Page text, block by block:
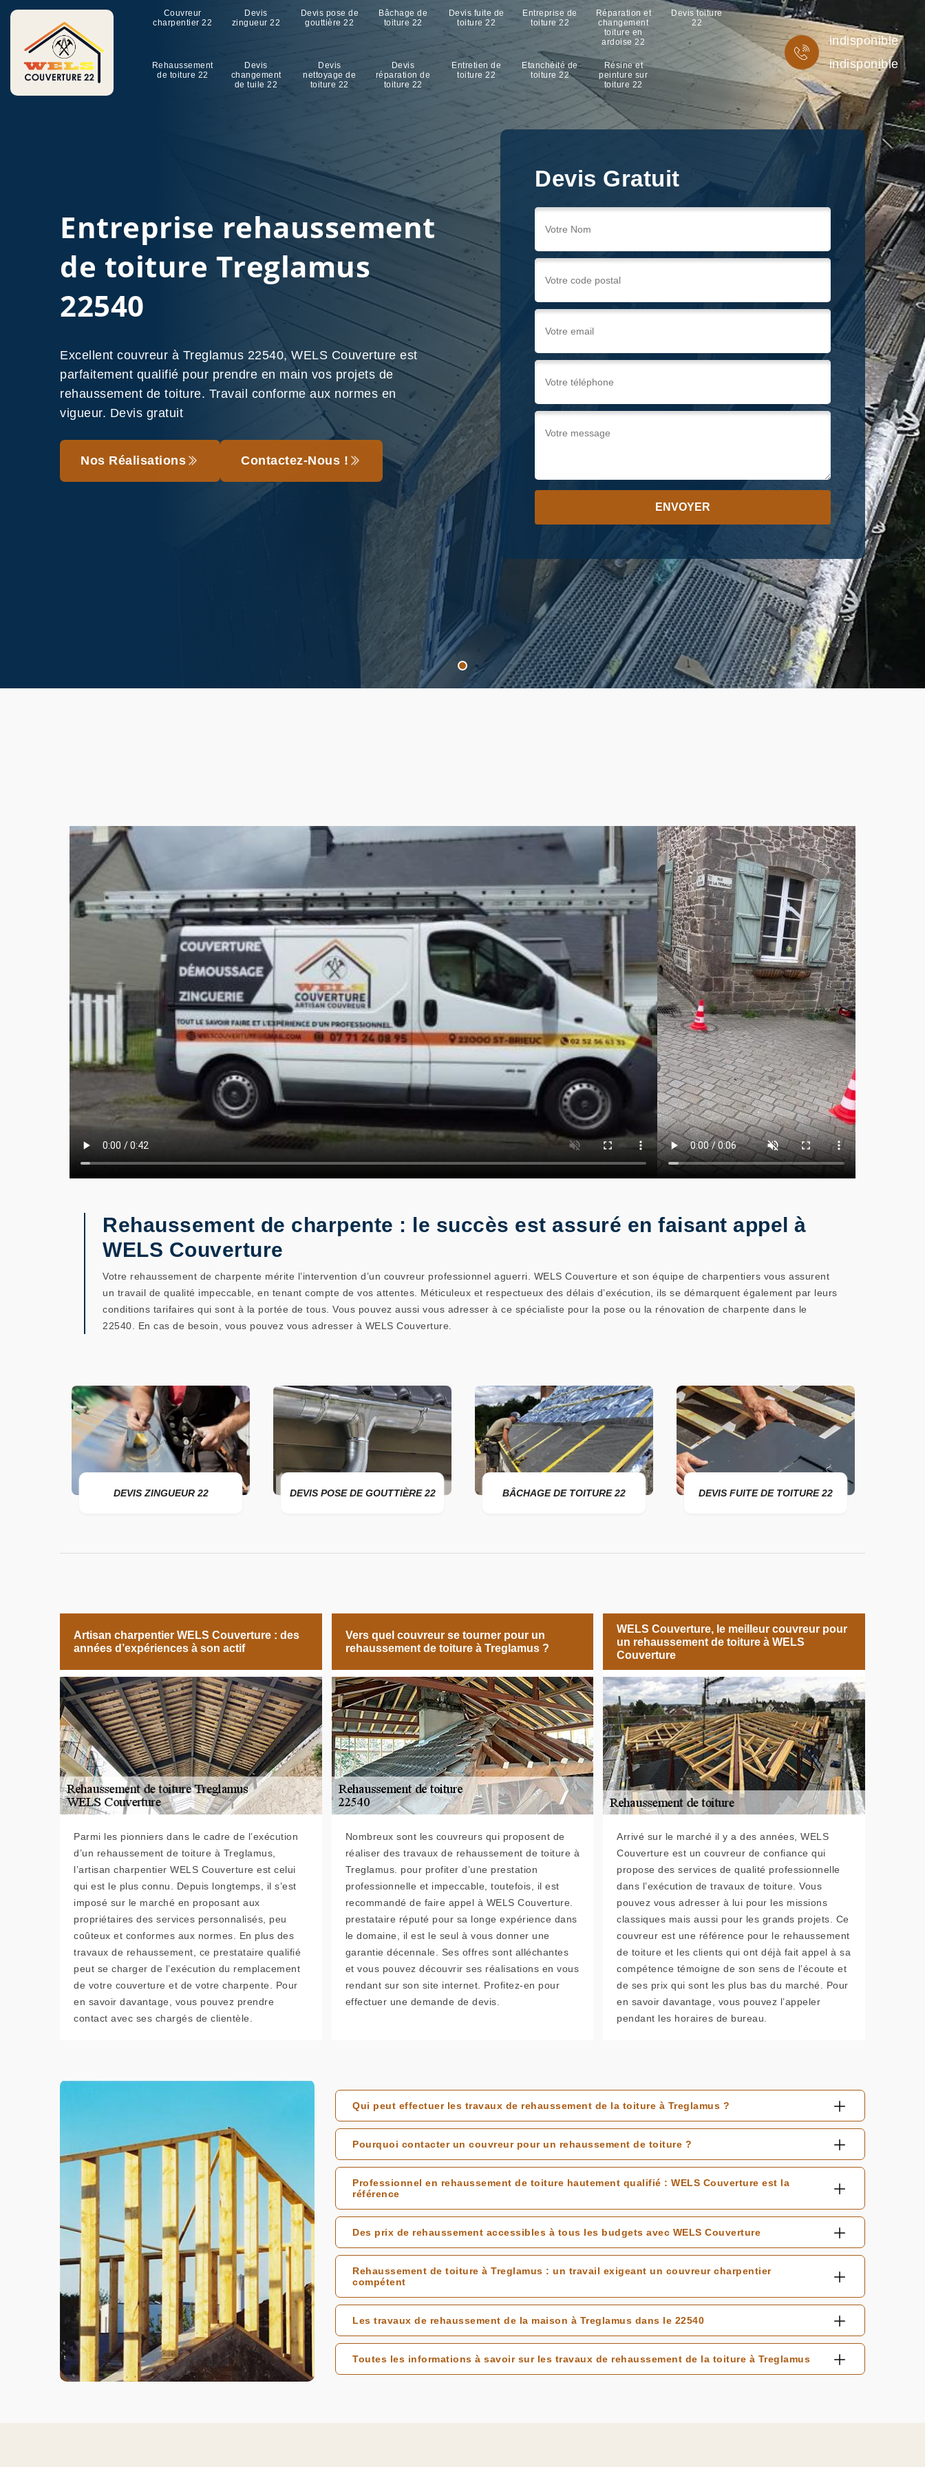
Couvreur
charpentier 22
Devis
zingueur 22
Devis pose de
gouttière 22
Bâchage de
toiture 22
Devis fuite de
toiture 22
Entreprise de
toiture 22
Réparation et
changement
toiture en
ardoise 22
Devis toiture
22
Rehaussement
de toiture 22
Devis
changement
de tuile 22
Devis
nettoyage de
toiture 22
Devis
réparation de
toiture 22
Entretien de
toiture 22
Etanchéité de
toiture 22
Résine et
peinture sur
toiture 22
indisponible
indisponible
Entreprise rehaussement
de toiture Treglamus
22540
Excellent couvreur à Treglamus 22540, WELS Couverture est
parfaitement qualifié pour prendre en main vos projets de
rehaussement de toiture. Travail conforme aux normes en
vigueur. Devis gratuit
Nos Réalisations Contactez-Nous !
Devis Gratuit
Rehaussement de charpente : le succès est assuré en faisant appel à
WELS Couverture
Votre rehaussement de charpente mérite l’intervention d’un couvreur professionnel aguerri. WELS Couverture et son équipe de charpentiers vous assurent
un travail de qualité impeccable, en tenant compte de vos attentes. Méticuleux et respectueux des délais d’exécution, ils se démarquent également par leurs
conditions tarifaires qui sont à la portée de tous. Vous pouvez aussi vous adresser à ce spécialiste pour la pose ou la rénovation de charpente dans le
22540. En cas de besoin, vous pouvez vous adresser à WELS Couverture.
DEVIS ZINGUEUR 22 DEVIS POSE DE GOUTTIÈRE 22 BÂCHAGE DE TOITURE 22 DEVIS FUITE DE TOITURE 22
Artisan charpentier WELS Couverture : des
années d’expériences à son actif
Parmi les pionniers dans le cadre de l’exécution
d’un rehaussement de toiture à Treglamus,
l’artisan charpentier WELS Couverture est celui
qui est le plus connu. Depuis longtemps, il s’est
imposé sur le marché en proposant aux
propriétaires des services personnalisés, peu
coûteux et conformes aux normes. En plus des
travaux de rehaussement, ce prestataire qualifié
peut se charger de l’exécution du remplacement
de votre couverture et de votre charpente. Pour
en savoir davantage, vous pouvez prendre
contact avec ses chargés de clientèle.
Vers quel couvreur se tourner pour un
rehaussement de toiture à Treglamus ?
Nombreux sont les couvreurs qui proposent de
réaliser des travaux de rehaussement de toiture à
Treglamus. pour profiter d’une prestation
professionnelle et impeccable, toutefois, il est
recommandé de faire appel à WELS Couverture.
prestataire réputé pour sa longe expérience dans
le domaine, il est le seul à vous donner une
garantie décennale. Ses offres sont alléchantes
et vous pouvez découvrir ses réalisations en vous
rendant sur son site internet. Profitez-en pour
effectuer une demande de devis.
WELS Couverture, le meilleur couvreur pour
un rehaussement de toiture à WELS
Couverture
Arrivé sur le marché il y a des années, WELS
Couverture est un couvreur de confiance qui
propose des services de qualité professionnelle
dans l’exécution de travaux de toiture. Vous
pouvez vous adresser à lui pour les missions
classiques mais aussi pour les grands projets. Ce
couvreur est une référence pour le rehaussement
de toiture et les clients qui ont déjà fait appel à sa
compétence témoigne de son sens de l’écoute et
de ses prix qui sont les plus bas du marché. Pour
en savoir davantage, vous pouvez l’appeler
pendant les horaires de bureau.
Qui peut effectuer les travaux de rehaussement de la toiture à Treglamus ?
Pourquoi contacter un couvreur pour un rehaussement de toiture ?
Professionnel en rehaussement de toiture hautement qualifié : WELS Couverture est la
référence
Des prix de rehaussement accessibles à tous les budgets avec WELS Couverture
Rehaussement de toiture à Treglamus : un travail exigeant un couvreur charpentier
compétent
Les travaux de rehaussement de la maison à Treglamus dans le 22540
Toutes les informations à savoir sur les travaux de rehaussement de la toiture à Treglamus